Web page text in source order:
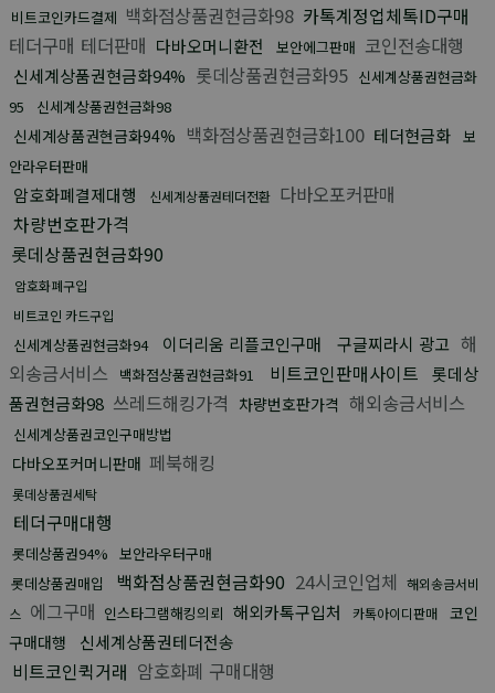
비트코인카드결제 백화점상품권현금화98 카톡계정업체톡ID구매
테더구매 테더판매 다바오머니환전 보안에그판매 코인전송대행
신세계상품권현금화94% 롯데상품권현금화95 신세계상품권현금화
95
신세계상품권현금화98
신세계상품권현금화94% 백화점상품권현금화100 테더현금화 보
안라우터판매
암호화폐결제대행 신세계상품권테더전환 다바오포커판매
차량번호판가격
롯데상품권현금화90
암호화폐구입
비트코인 카드구입
신세계상품권현금화94 이더리움 리플코인구매 구글찌라시 광고 해
외송금서비스 백화점상품권현금화91 비트코인판매사이트
롯데상
품권현금화98 쓰레드해킹가격 차량번호판가격 해외송금서비스
신세계상품권코인구매방법
다바오포커머니판매 페북해킹
롯데상품권세탁
테더구매대행
롯데상품권94% 보안라우터구매
롯데상품권매입
백화점상품권현금화90 24시코인업체 해외송금서비
스 에그구매 인스타그램해킹의뢰 해외카톡구입처 카톡아이디판매
코인
구매대행
신세계상품권테더전송
비트코인퀵거래 암호화폐 구매대행